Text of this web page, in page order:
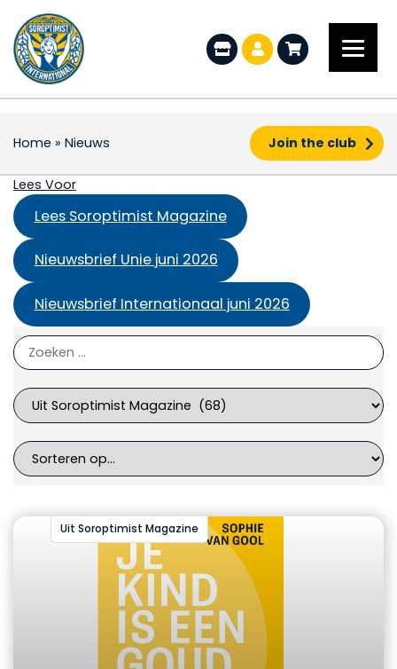
Home » Nieuws Join the club
Nieuws
Lees Voor
Lees Soroptimist Magazine
Nieuwsbrief Unie juni 2026
Nieuwsbrief Internationaal juni 2026
Uit Soroptimist Magazine